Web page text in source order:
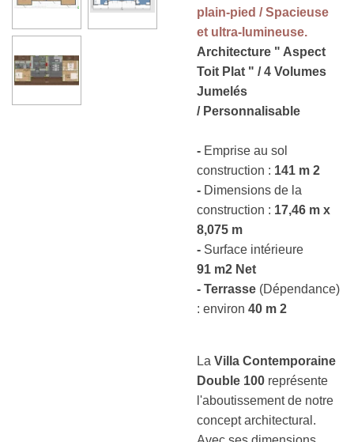
plain-pied / Spacieuse
et ultra-lumineuse.
Architecture " Aspect
Toit Plat " / 4 Volumes
Jumelés
/ Personnalisable
- Emprise au sol
construction : 141 m 2
- Dimensions de la
construction : 17,46 m x
8,075 m
- Surface intérieure
91 m2 Net
- Terrasse (Dépendance)
: environ 40 m 2
La Villa Contemporaine
Double 100 représente
l'aboutissement de notre
concept architectural.